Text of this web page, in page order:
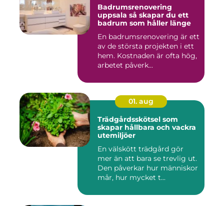
Badrumsrenovering
uppsala så skapar du ett
badrum som håller länge
En badrumsrenovering är ett
av de största projekten i ett
hem. Kostnaden är ofta hög,
arbetet påverk...
01. aug
Trädgårdsskötsel som
skapar hållbara och vackra
utemiljöer
En välskött trädgård gör
mer än att bara se trevlig ut.
Den påverkar hur människor
mår, hur mycket t...